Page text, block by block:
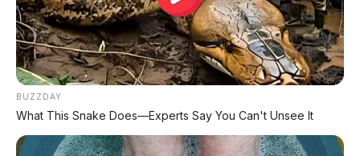
🏍️ Info Motor Kawasaki
#JetourFreedom7Plus
#SUVChina
#QueensPassengerSeat
#Chery
#SUV7Seater
#ReviewUnit
BUZZDAY
What This Snake Does—Experts Say You Can't Unsee It